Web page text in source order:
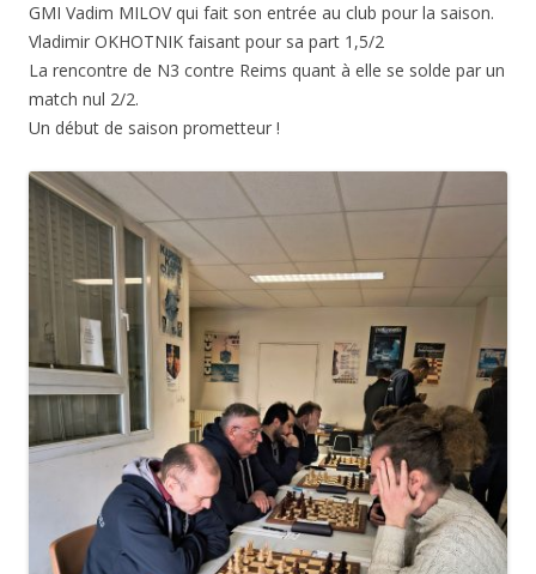
GMI Vadim MILOV qui fait son entrée au club pour la saison.
Vladimir OKHOTNIK faisant pour sa part 1,5/2
La rencontre de N3 contre Reims quant à elle se solde par un
match nul 2/2.
Un début de saison prometteur !